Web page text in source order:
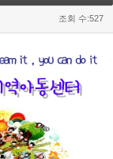
조회 수:527